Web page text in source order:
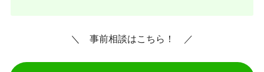
＼ 事前相談はこちら！ ／